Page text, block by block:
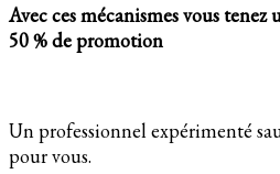
Avec ces mécanismes vous
50 % de promotion
Un professionnel expérimenté
pour vous.